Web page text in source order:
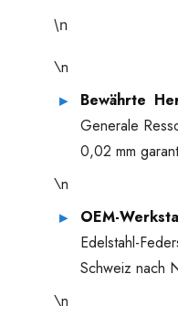
\n
\n
Bewährte
Generale
0,02 mm
\n
OEM-
Edelstahl-
Schweiz nach
\n